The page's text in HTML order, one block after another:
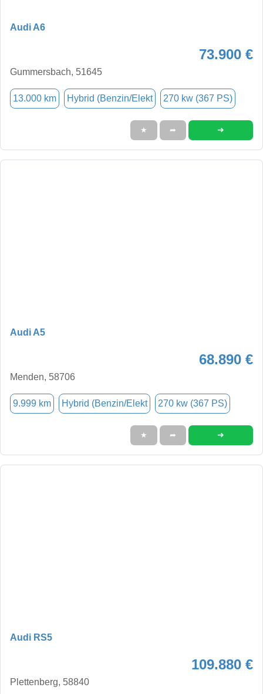
Audi A6
73.900 €
Gummersbach, 51645
13.000 km Hybrid (Benzin/Elekt 270 kw (367 PS)
★ ➦ ➜
Audi A5
68.890 €
Menden, 58706
9.999 km Hybrid (Benzin/Elekt 270 kw (367 PS)
★ ➦ ➜
Audi RS5
109.880 €
Plettenberg, 58840